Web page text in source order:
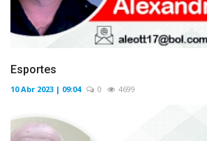
Esportes
10 Abr 2023 | 09:04 0 4699